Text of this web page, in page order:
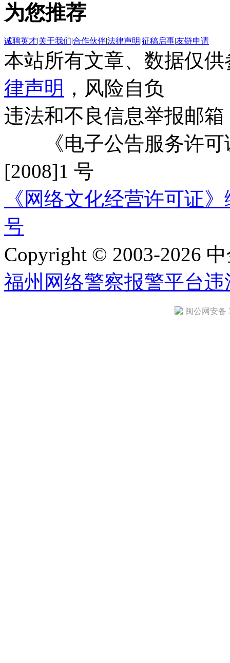
为您推荐
诚聘英才|关于我们|合作伙伴|法律声明|征稿启事|友链申请
本站所有文章、数据仅
律声明 ，风险自负
违法和不良信息举报邮箱
《电子公告服务许可
[2008]1 号
《网络文化经营许可证
号
Copyright © 2003-2026
福州网络警察报警平台违
闽公网安备